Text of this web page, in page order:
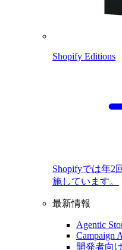
Shopify Editions
Shopifyでは年2
施しています。
最新情報
Agentic
Campaign
開発者向